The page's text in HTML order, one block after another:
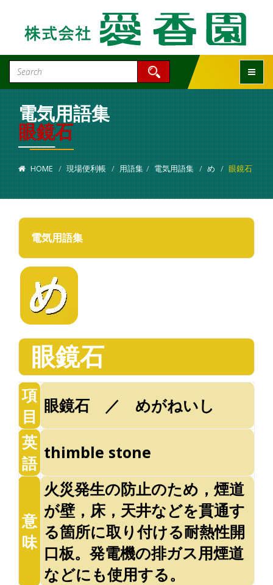
電気用語集
眼鏡石
HOME 現場便利帳 用語集 電気用語集 め 眼鏡石
電気用語集
眼鏡石
項
目
眼鏡石 ／ めがねいし
英
語
thimble stone
意
味
火災発生の防止のため，煙道
が壁，床，天井などを貫通す
る箇所に取り付ける耐熱性開
口板。発電機の排ガス用煙道
などにも使用する。